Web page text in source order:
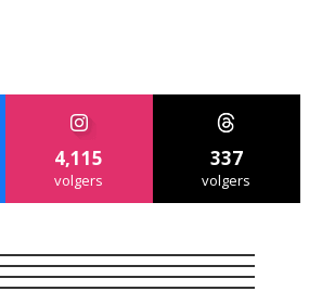
4,115
volgers
337
volgers